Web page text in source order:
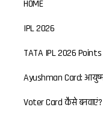
HOME
IPL 2026
TATA IPL 2026
Ayushman Card:
Voter Card कैसे